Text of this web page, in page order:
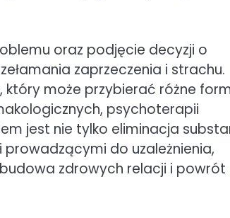
oraz podjęcie decyzji o
zaprzeczenia i strachu.
może przybierać różne
psychoterapii
jest nie tylko eliminacja
do uzależnienia,
zdrowych relacji i powrót